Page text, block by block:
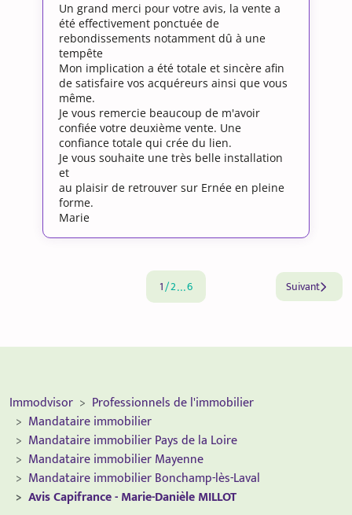
Un grand merci pour votre avis, la vente a
été effectivement ponctuée de
rebondissements notamment dû à une
tempête
Mon implication a été totale et sincère afin
de satisfaire vos acquéreurs ainsi que vous
même.
Je vous remercie beaucoup de m'avoir
confiée votre deuxième vente. Une
confiance totale qui crée du lien.
Je vous souhaite une très belle installation
et
au plaisir de retrouver sur Ernée en pleine
forme.
Marie
1/2...6 Suivant
Immodvisor
Professionnels de l'immobilier
Mandataire immobilier
Mandataire immobilier Pays de la Loire
Mandataire immobilier Mayenne
Mandataire immobilier Bonchamp-lès-Laval
Avis Capifrance - Marie-Danièle MILLOT